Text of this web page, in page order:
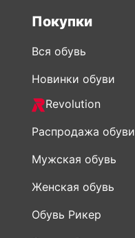
Покупки
Вся обувь
Новинки обуви
Revolution
Распродажа обуви
Мужская обувь
Женская обувь
Обувь Рикер